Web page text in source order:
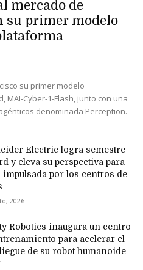
mercado de
su primer modelo
su primer modelo
Cyber-1-Flash, junto con una
denominada Perception.
Electric logra semestre
y eleva su perspectiva para
impulsada por los centros de
2026
Robotics inaugura un centro
para acelerar el
de su robot humanoide